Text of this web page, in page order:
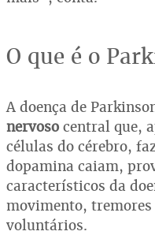
O que é o
A doença de
nervoso central que,
células do cérebro,
dopamina caiam,
característicos da
movimento,
voluntários.